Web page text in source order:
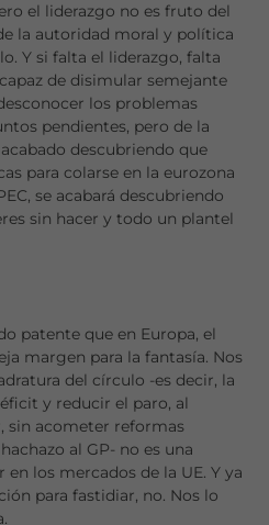
el liderazgo no es fruto del
la autoridad moral y política
Y si falta el liderazgo, falta
de disimular semejante
los problemas
pendientes, pero de la
descubriendo que
para colarse en la eurozona
se acabará descubriendo
sin hacer y todo un plantel
patente que en Europa, el
margen para la fantasía. Nos
del círculo -es decir, la
y reducir el paro, al
sin acometer reformas
al GP- no es una
los mercados de la UE. Y ya
para fastidiar, no. Nos lo